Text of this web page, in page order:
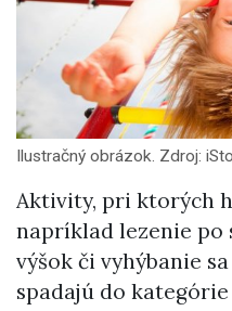
Ilustračný obrázok. Zdroj:
Aktivity, pri ktorých
napríklad lezenie po
výšok či vyhýbanie
spadajú do